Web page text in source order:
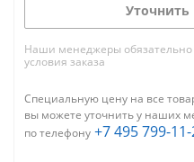
Уточнить
Наши менеджеры обязательно
условия заказа
Специальную цену на все
вы можете уточнить у наших
по телефону +7 495 799-